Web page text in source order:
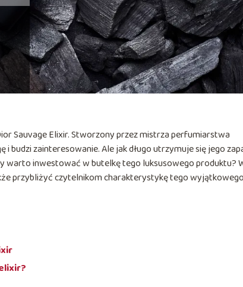
Sauvage Elixir. Stworzony przez mistrza perfumiarstwa
budzi zainteresowanie. Ale jak długo utrzymuje się jego
inwestować w butelkę tego luksusowego produktu?
przybliżyć czytelnikom charakterystykę tego wyjątkowego